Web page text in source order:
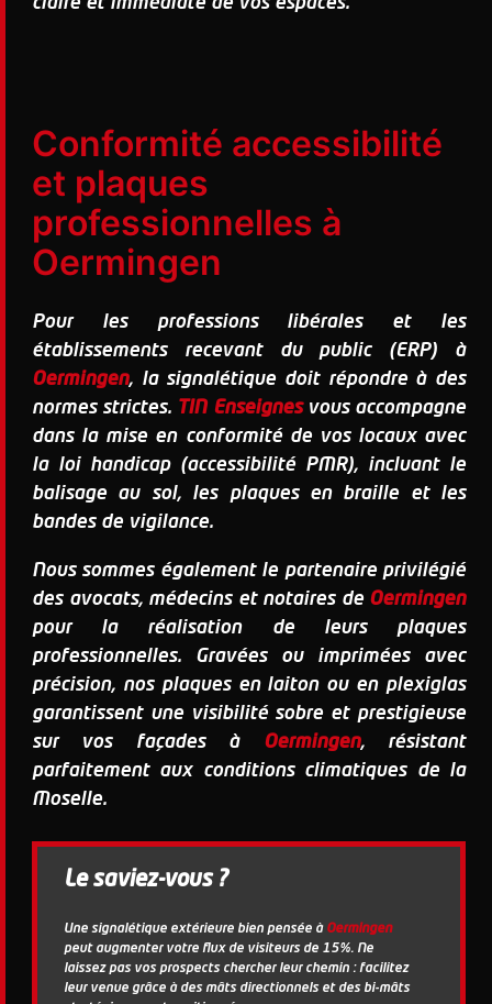
claire et immédiate de vos espaces.
Conformité accessibilité
et plaques
professionnelles à
Oermingen
Pour les professions libérales et les
établissements recevant du public (ERP) à
Oermingen, la signalétique doit répondre à des
normes strictes. TIN Enseignesvous accompagne
dans la mise en conformité de vos locaux avec
la loi handicap (accessibilité PMR), incluant le
balisage au sol, les plaques en braille et les
bandes de vigilance.
Nous sommes également le partenaire privilégié
des avocats, médecins et notaires de Oermingen
pour la réalisation de leurs plaques
professionnelles. Gravées ou imprimées avec
précision, nos plaques en laiton ou en plexiglas
garantissent une visibilité sobre et prestigieuse
sur vos façades à Oermingen, résistant
parfaitement aux conditions climatiques de la
Moselle.
Le saviez-vous ?
Une signalétique extérieure bien pensée à Oermingen
peut augmenter votre flux de visiteurs de 15%. Ne
laissez pas vos prospects chercher leur chemin : facilitez
leur venue grâce à des mâts directionnels et des bi-mâts